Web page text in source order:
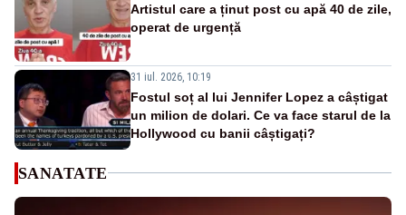
Artistul care a ținut post cu apă 40 de zile,
operat de urgență
31 iul. 2026, 10:19
Fostul soț al lui Jennifer Lopez a câștigat
un milion de dolari. Ce va face starul de la
Hollywood cu banii câștigați?
SANATATE